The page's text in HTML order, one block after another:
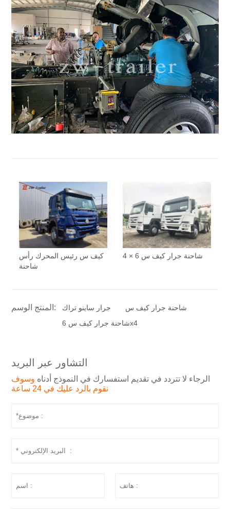
كيف س رئيس المحرك رأس
شاحنة
شاحنة جرار كيف س 6 × 4
المنتج الوسم: جرار ساينو تراك
شاحنة جرار كيف س
شاحنة جرار كيف س 6x4
التشاور عبر البريد
الرجاء لا تتردد في تقديم استفسارك في النموذج أدناه وسوف
نقوم بالرد عليك في 24 ساعة